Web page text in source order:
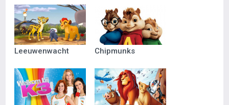
Leeuwenwacht Chipmunks